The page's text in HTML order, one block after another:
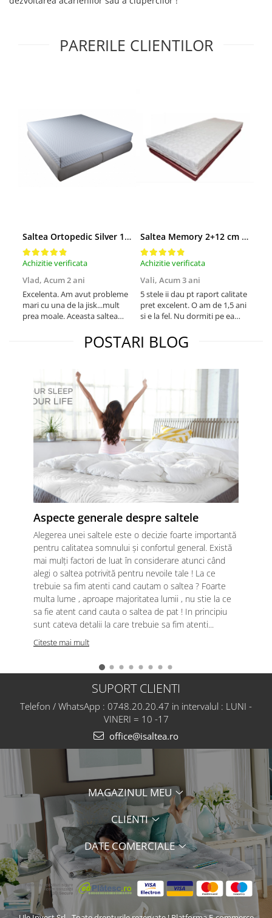
PARERILE CLIENTILOR
Saltea Ortopedic Silver 180x200 cm
Achizitie verificata
Vlad, Acum 2 ani
Excelenta. Am avut probleme
mari cu una de la jisk...mult
prea moale. Aceasta saltea
Saltea Memory 2+12 cm 160x200 cm
Achizitie verificata
Vali, Acum 3 ani
5 stele ii dau pt raport calitate
pret excelent. O am de 1,5 ani
si e la fel. Nu dormiti pe ea
se umfle ea dupa ce o
intindeti pe pat.
POSTARI BLOG
Aspecte generale despre saltele
Alegerea unei saltele este o decizie foarte importantă
pentru calitatea somnului și confortul general. Există
mai mulți factori de luat în considerare atunci când
alegi o saltea potrivită pentru nevoile tale ! La ce
trebuie sa fim atenti cand cautam o saltea ? Foarte
multa lume , aproape majoritatea lumii , nu stie la ce
sa fie atent cand cauta o saltea de pat ! In principiu
sunt cateva detalii la care trebuie sa fim atenti...
Citeste mai mult
SUPORT CLIENTI
Telefon / WhatsApp : 0748.20.20.47 in intervalul : LUNI -
VINERI = 10 -17
office@isaltea.ro
MAGAZINUL MEU
CLIENTI
DATE COMERCIALE